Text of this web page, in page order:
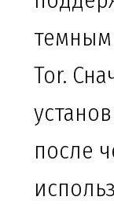
темным
Tor.
после